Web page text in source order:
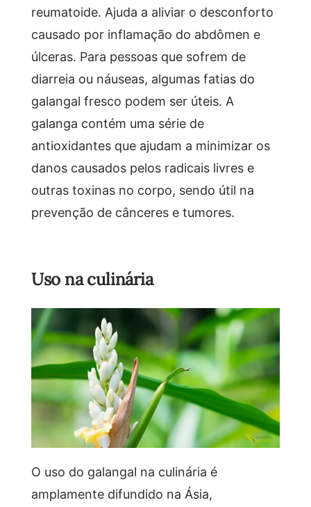
reumatoide. Ajuda a aliviar o desconforto
causado por inflamação do abdômen e
úlceras. Para pessoas que sofrem de
diarreia ou náuseas, algumas fatias do
galangal fresco podem ser úteis. A
galanga contém uma série de
antioxidantes que ajudam a minimizar os
danos causados pelos radicais livres e
outras toxinas no corpo, sendo útil na
prevenção de cânceres e tumores.
Uso na culinária
O uso do galangal na culinária é
amplamente difundido na Ásia,